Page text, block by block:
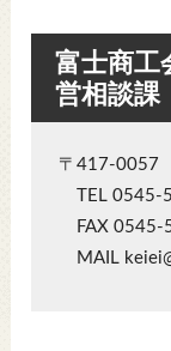
富士商工
営相談課
〒417-0057
TEL 0545-
FAX 0545-
MAIL